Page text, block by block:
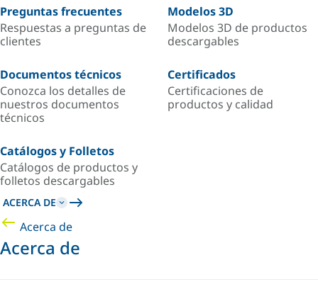
Preguntas frecuentes
Respuestas a preguntas de
clientes
Modelos 3D
Modelos 3D de productos
descargables
Documentos técnicos
Conozca los detalles de
nuestros documentos
técnicos
Certificados
Certificaciones de
productos y calidad
Catálogos y Folletos
Catálogos de productos y
folletos descargables
ACERCA DE
Acerca de
Acerca de